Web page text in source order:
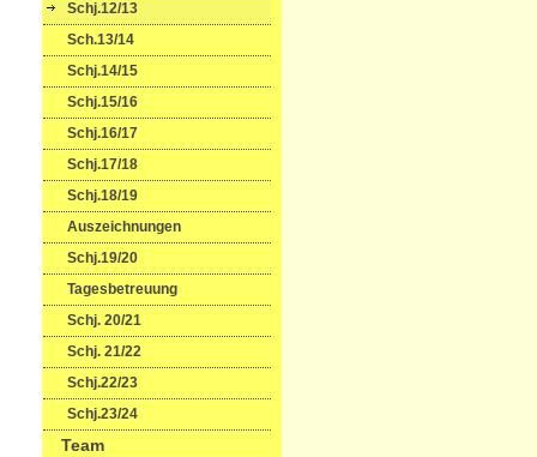
Schj.12/13
Sch.13/14
Schj.14/15
Schj.15/16
Schj.16/17
Schj.17/18
Schj.18/19
Auszeichnungen
Schj.19/20
Tagesbetreuung
Schj. 20/21
Schj. 21/22
Schj.22/23
Schj.23/24
Team